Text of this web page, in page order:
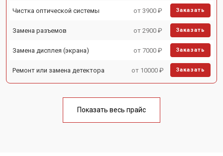
Чистка оптической системы от 3900 ₽ Заказать
Замена разъемов от 2900 ₽ Заказать
Замена дисплея (экрана) от 7000 ₽ Заказать
Ремонт или замена детектора от 10000 ₽ Заказать
Показать весь прайс